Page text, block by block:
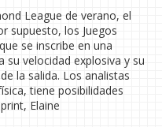
League de verano, el
supuesto, los Juegos
se inscribe en una
su velocidad explosiva y su
la salida. Los analistas
tiene posibilidades
Elaine